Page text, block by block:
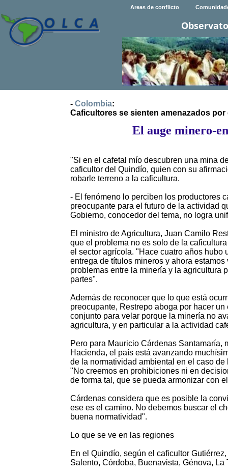
Areas de conflicto
- Colombia:
Caficultores se sienten amenazados
El auge minero-
"Si en el cafetal mío descubren una mina
caficultor del Quindío, quien con su
robarle terreno a la caficultura.
- El fenómeno lo perciben los productores
preocupante para el futuro de la actividad
Gobierno, conocedor del tema, no logra
El ministro de Agricultura, Juan Camilo
que el problema no es solo de la
el sector agrícola. "Hace cuatro años hubo
entrega de títulos mineros y ahora estamos
problemas entre la minería y la agricultura
partes".
Además de reconocer que lo que está
preocupante, Restrepo aboga por hacer un
conjunto para velar porque la minería no
agricultura, y en particular a la actividad
Pero para Mauricio Cárdenas Santamaría,
Hacienda, el país está avanzando
de la normatividad ambiental en el caso de
"No creemos en prohibiciones ni en
de forma tal, que se pueda armonizar con
Cárdenas considera que es posible la
ese es el camino. No debemos buscar el
buena normatividad".
Lo que se ve en las regiones
En el Quindío, según el caficultor
Salento, Córdoba, Buenavista, Génova,